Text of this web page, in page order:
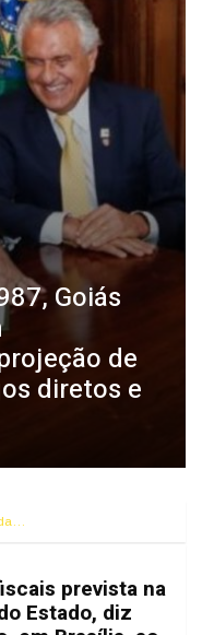
Goiás
de
diretos e
prevista na
Estado, diz